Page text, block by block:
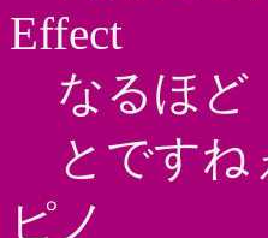
Effect
なるほど
とですね
ピノ